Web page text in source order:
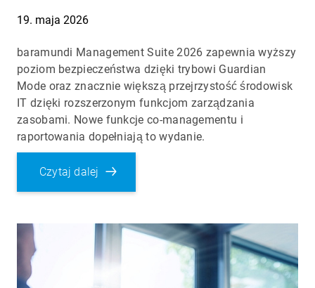
19. maja 2026
baramundi Management Suite 2026 zapewnia wyższy
poziom bezpieczeństwa dzięki trybowi Guardian
Mode oraz znacznie większą przejrzystość środowisk
IT dzięki rozszerzonym funkcjom zarządzania
zasobami. Nowe funkcje co-managementu i
raportowania dopełniają to wydanie.
Czytaj dalej